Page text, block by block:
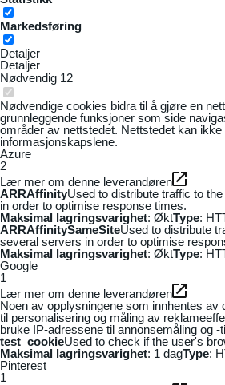
Markedsføring
Detaljer
Detaljer
Nødvendig 12
Nødvendige cookies bidra til å gjøre en
grunnleggende funksjoner som side
områder av nettstedet. Nettstedet kan
informasjonskapslene.
Azure
2
Lær mer om denne leverandøren
ARRAffinityUsed to distribute traffic to
in order to optimise response times.
Maksimal lagringsvarighet: ØktType:
ARRAffinitySameSiteUsed to distribute
several servers in order to optimise
Maksimal lagringsvarighet: ØktType:
Google
1
Lær mer om denne leverandøren
Noen av opplysningene som innhentes av
til personalisering og måling av
bruke IP-adressene til annonsemåling og -
test_cookieUsed to check if the user's
Maksimal lagringsvarighet: 1 dagType:
Pinterest
1